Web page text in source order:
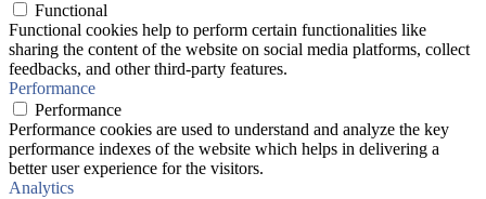
Functional
Functional cookies help to perform certain functionalities like
sharing the content of the website on social media platforms, collect
feedbacks, and other third-party features.
Performance
Performance
Performance cookies are used to understand and analyze the key
performance indexes of the website which helps in delivering a
better user experience for the visitors.
Analytics